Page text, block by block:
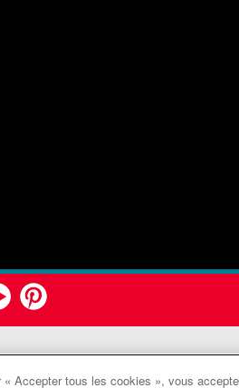
« Accepter tous les cookies », vous